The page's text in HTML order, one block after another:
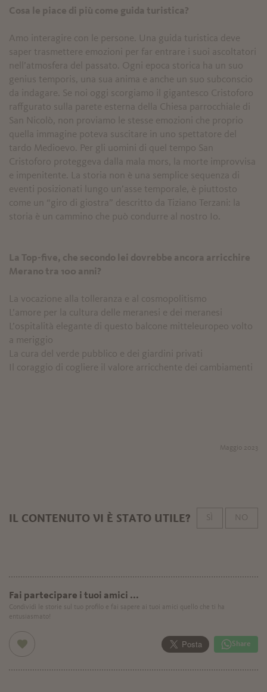
Cosa le piace di più come guida turistica?
Amo interagire con le persone. Una guida turistica deve
saper trasmettere emozioni per far entrare i suoi ascoltatori
nell’atmosfera del passato. Ogni epoca storica ha un suo
genius temporis, una sua anima e anche un suo subconscio
da indagare. Se noi oggi scorgiamo il gigantesco Cristoforo
raffgurato sulla parete esterna della Chiesa parrocchiale di
San Nicolò, non proviamo le stesse emozioni che proprio
quella immagine poteva suscitare in uno spettatore del
tardo Medioevo. Per gli uomini di quel tempo San
Cristoforo proteggeva dalla mala mors, la morte improvvisa
e impenitente. La storia non è una semplice sequenza di
eventi posizionati lungo un’asse temporale, è piuttosto
come un “giro di giostra” descritto da Tiziano Terzani: la
storia è un cammino che può condurre al nostro Io.
La Top-five, che secondo lei dovrebbe ancora arricchire
Merano tra 100 anni?
La vocazione alla tolleranza e al cosmopolitismo
L’amore per la cultura delle meranesi e dei meranesi
L’ospitalità elegante di questo balcone mitteleuropeo volto
a meriggio
La cura del verde pubblico e dei giardini privati
Il coraggio di cogliere il valore arricchente dei cambiamenti
Maggio 2023
IL CONTENUTO VI È STATO UTILE? SÌ NO
Fai partecipare i tuoi amici ...
Condividi le storie sul tuo profilo e fai sapere ai tuoi amici quello che ti ha
entusiasmato!
Share